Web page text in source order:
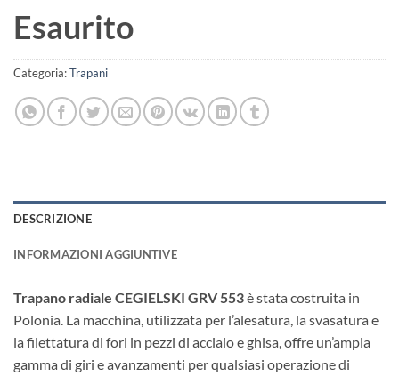
Esaurito
Categoria:Trapani
DESCRIZIONE
INFORMAZIONI AGGIUNTIVE
Trapano radiale CEGIELSKI GRV 553è stata costruita in
Polonia. La macchina, utilizzata per l’alesatura, la svasatura e
la filettatura di fori in pezzi di acciaio e ghisa, offre un’ampia
gamma di giri e avanzamenti per qualsiasi operazione di